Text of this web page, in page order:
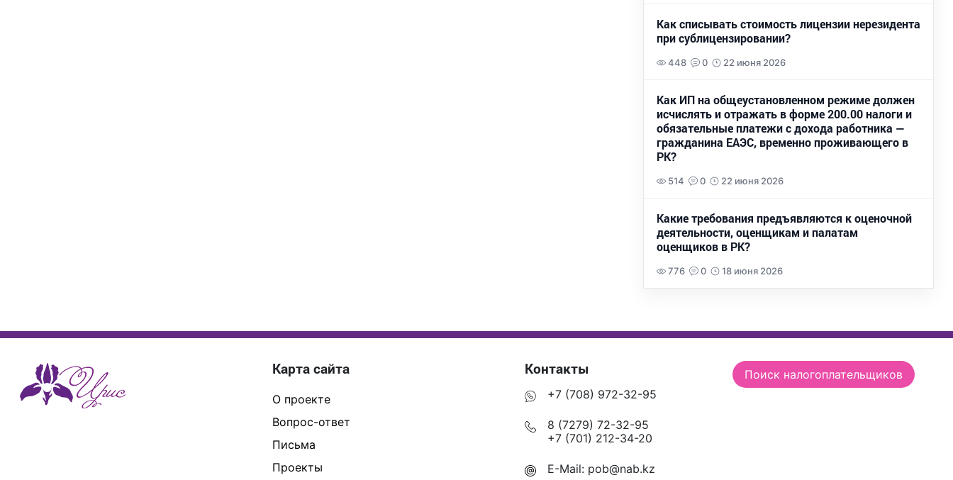
Как списывать стоимость лицензии нерезидента
при сублицензировании?
448 0 22 июня 2026
Как ИП на общеустановленном режиме должен
исчислять и отражать в форме 200.00 налоги и
обязательные платежи с дохода работника —
гражданина ЕАЭС, временно проживающего в
РК?
514 0 22 июня 2026
Какие требования предъявляются к оценочной
деятельности, оценщикам и палатам
оценщиков в РК?
776 0 18 июня 2026
Карта сайта
О проекте
Вопрос-ответ
Письма
Проекты
Контакты
+7 (708) 972-32-95
8 (7279) 72-32-95
+7 (701) 212-34-20
E-Mail: pob@nab.kz
Поиск налогоплательщиков